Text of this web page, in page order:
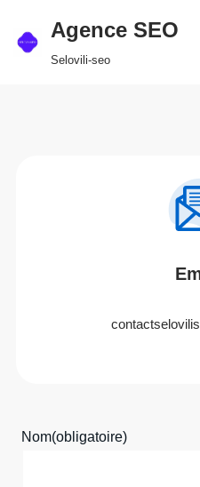
Aller
Agence SEO
Selovili-seo
Nom(obligatoire)